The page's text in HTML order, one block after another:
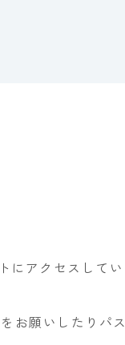
にアクセスしてい
お願いしたりパス